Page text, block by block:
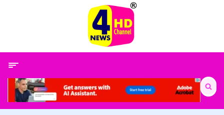
Search
for: